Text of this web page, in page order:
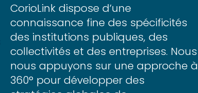
CorioLink dispose d’une
connaissance fine des spécificités
des institutions publiques, des
collectivités et des entreprises. Nous
nous appuyons sur une approche à
360° pour développer des